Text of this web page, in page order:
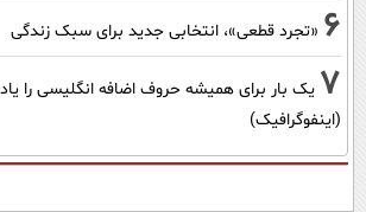
6 «تجرد قطعی»، انتخابی جدید برای سبک زندگی
7 یک بار برای همیشه حروف اضافه انگلیسی را
(اینفوگرافیک)